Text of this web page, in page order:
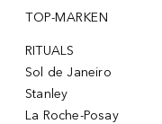
TOP-MARKEN
RITUALS
Sol de Janeiro
Stanley
La Roche-Posay